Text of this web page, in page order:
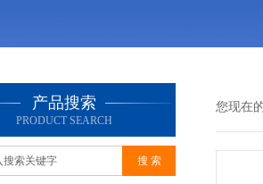
产品搜索
PRODUCT SEARCH
您现在